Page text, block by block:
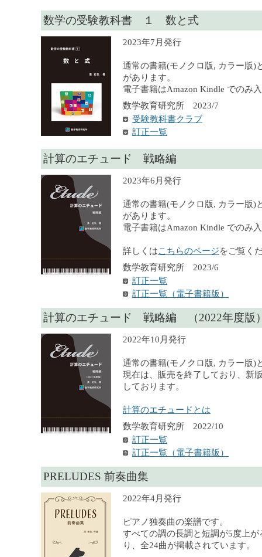
数学の受験教科書 １ 数と式
2023年7月発行
通常の書籍(モノクロ版, カラー版)
があります。
電子書籍はAmazon Kindle でのみ
数学教育研究所 2023/7
受験教科書クラブ
訂正一覧
計算のエチュード 戦略編
2023年6月発行
通常の書籍(モノクロ版, カラー版)
があります。
電子書籍はAmazon Kindle でのみ
詳しくはこちらのページをご覧く
数学教育研究所 2023/6
訂正一覧
訂正一覧（電子書籍版）
計算のエチュード 戦略編 （2022年度版
2022年10月発行
通常の書籍(モノクロ版, カラー版)
現在は、販売を終了しており、新
しております。
計算のエチュードとは
数学教育研究所 2022/10
訂正一覧
訂正一覧（電子書籍版）
PRELUDES 前奏曲集
2022年4月発行
ピアノ独奏曲の楽譜です。
すべての調の長調と短調が5度上
り、全24曲が掲載されています。